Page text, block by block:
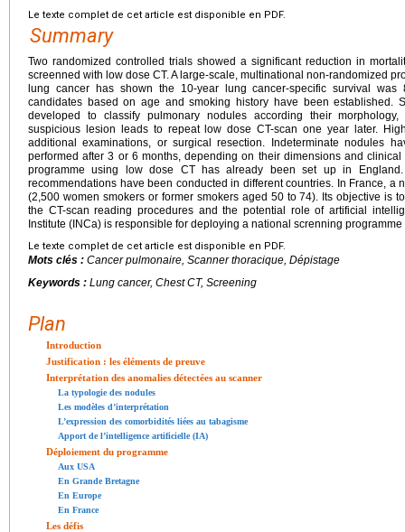
Le texte complet de cet article est disponible en PDF.
Summary
Two randomized controlled trials showed a significant reduction in
screenned with low dose CT. A large-scale, multinational non-randomized
lung cancer has shown the 10-year lung cancer-specific survival was
candidates based on age and smoking history have been established.
developed to classify pulmonary nodules according their
suspicious lesion leads to repeat low dose CT-scan one year later.
additional examinations, or surgical resection. Indeterminate nodules
performed after 3 or 6 months, depending on their dimensions and
programme using low dose CT has already been set up in
recommendations have been conducted in different countries. In France, a
(2,500 women smokers or former smokers aged 50 to 74). Its objective is
the CT-scan reading procedures and the potential role of artificial
Institute (INCa) is responsible for deploying a national screnning
Le texte complet de cet article est disponible en PDF.
Mots clés : Cancer pulmonaire, Scanner thoracique, Dépistage
Keywords : Lung cancer, Chest CT, Screening
Plan
Introduction
Justification : les éléments de preuve
Interprétation des anomalies détectées au scanner
La typologie des nodules
Les modèles d’interprétation
L’expression des comorbidités liées au tabagisme
Apport de l’intelligence artificielle (IA)
Déploiement du programme
Aux USA
En Grande Bretagne
En Europe
En France
Les défis